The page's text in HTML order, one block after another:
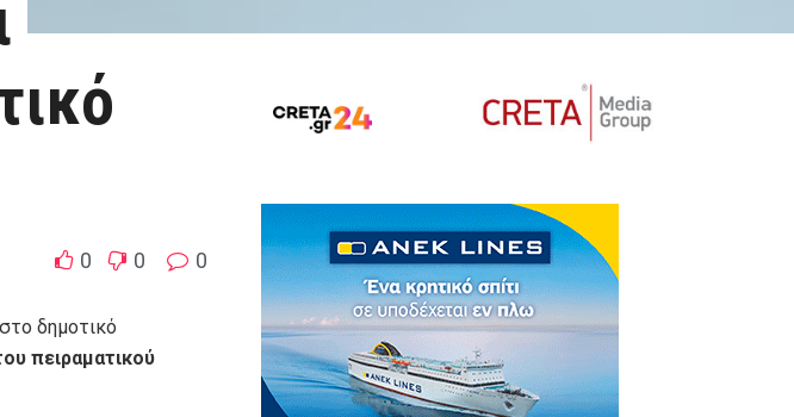
0 0 0
δημοτικό
πειραματικού